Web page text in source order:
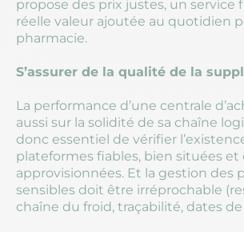
propose des prix justes, un service
réelle valeur ajoutée au quotidien
pharmacie.
S’assurer de la qualité de la
La performance d’une centrale
aussi sur la solidité de sa chaîne
donc essentiel de vérifier
plateformes fiables, bien situées
approvisionnées. Et la gestion des
sensibles doit être irréprochable
chaîne du froid, traçabilité, dates